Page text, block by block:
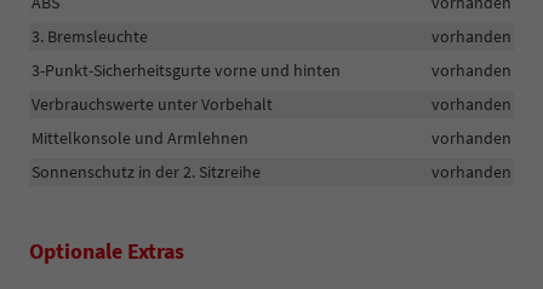
3. Bremsleuchte
vorhanden
3-Punkt-Sicherheitsgurte vorne und hinten
vorhanden
Verbrauchswerte unter Vorbehalt
vorhanden
Mittelkonsole und Armlehnen
vorhanden
Sonnenschutz in der 2. Sitzreihe
vorhanden
Optionale Extras